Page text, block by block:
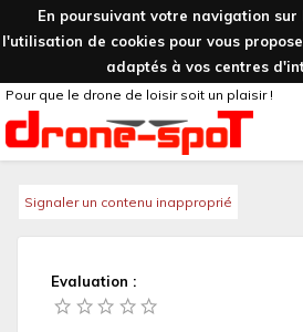
En poursuivant votre navigation sur
l'utilisation de cookies pour vous
adaptés à vos centres
Pour que le drone de loisir soit un plaisir !
Signaler un contenu inapproprié
Evaluation :